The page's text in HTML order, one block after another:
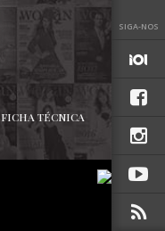
SIGA-NOS
FICHA TÉCNICA